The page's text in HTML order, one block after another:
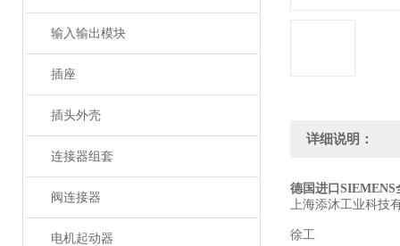
输入输出模块
插座
插头外壳
连接器组套
阀连接器
电机起动器
详细说明：
德国进 口
上海添沐工业科技
徐工